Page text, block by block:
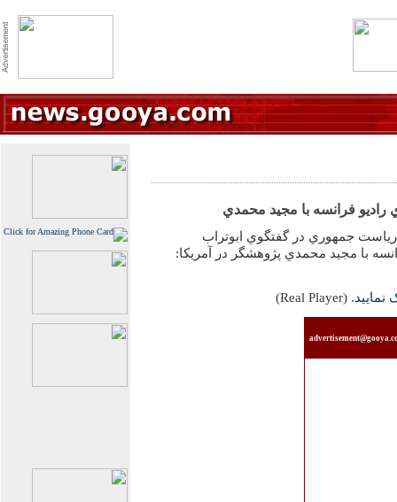
راديو فرانسه با مجيد محمدي
رياست جمهوري در گفتگوي ابوتراب
با مجيد محمدي پژوهشگر در آمريکا:
نماييد. (Real Player)